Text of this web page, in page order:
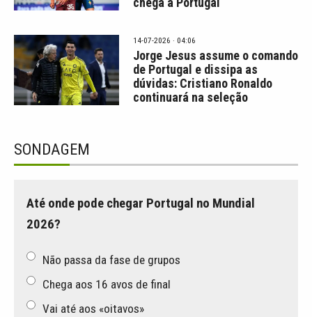
14-07-2026 · 04:06
Jorge Jesus assume o comando
de Portugal e dissipa as
dúvidas: Cristiano Ronaldo
continuará na seleção
SONDAGEM
Até onde pode chegar Portugal no Mundial
2026?
Não passa da fase de grupos
Chega aos 16 avos de final
Vai até aos «oitavos»